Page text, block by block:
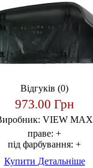
Відгуків (0)
973.00 Грн
VIEW MAX
праве: +
під фарбування: +
Купити Детальніше